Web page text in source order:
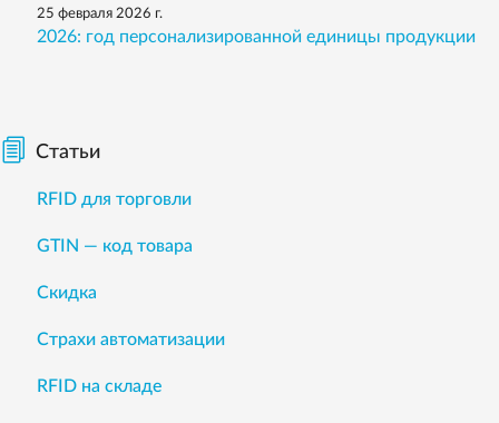
25 февраля 2026 г.
2026: год персонализированной единицы продукции
Статьи
RFID для торговли
GTIN — код товара
Скидка
Страхи автоматизации
RFID на складе